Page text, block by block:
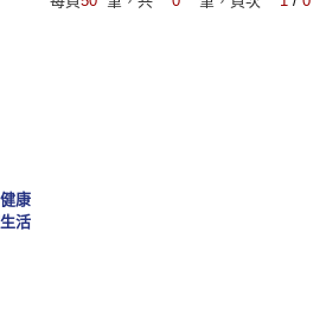
健康
活